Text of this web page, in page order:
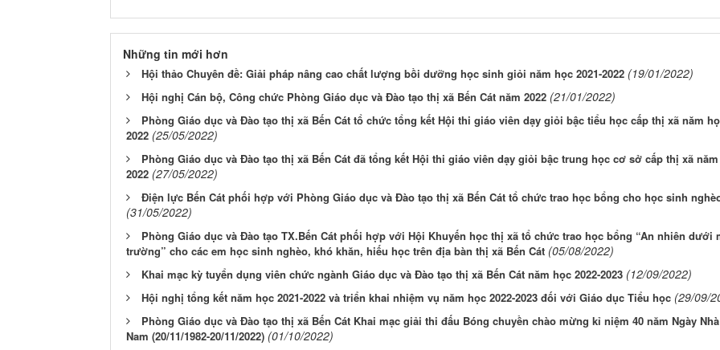
Những tin mới hơn
Hội thảo Chuyên đề: Giải pháp nâng cao chất lượng bồi dưỡng học sinh giỏi năm học 2021-2022 (19/01/2022)
Hội nghị Cán bộ, Công chức Phòng Giáo dục và Đào tạo thị xã Bến Cát năm 2022 (21/01/2022)
Phòng Giáo dục và Đào tạo thị xã Bến Cát tổ chức tổng kết Hội thi giáo viên dạy giỏi bậc tiểu học cấp thị xã năm
2022 (25/05/2022)
Phòng Giáo dục và Đào tạo thị xã Bến Cát đã tổng kết Hội thi giáo viên dạy giỏi bậc trung học cơ sở cấp thị xã năm
2022 (27/05/2022)
Điện lực Bến Cát phối hợp với Phòng Giáo dục và Đào tạo thị xã Bến Cát tổ chức trao học bổng cho học sinh
(31/05/2022)
Phòng Giáo dục và Đào tạo TX.Bến Cát phối hợp với Hội Khuyến học thị xã tổ chức trao học bổng “An nhiên dưới
trường” cho các em học sinh nghèo, khó khăn, hiếu học trên địa bàn thị xã Bến Cát (05/08/2022)
Khai mạc kỳ tuyển dụng viên chức ngành Giáo dục và Đào tạo thị xã Bến Cát năm học 2022-2023 (12/09/2022)
Hội nghị tổng kết năm học 2021-2022 và triển khai nhiệm vụ năm học 2022-2023 đối với Giáo dục Tiểu học (29/09/
Phòng Giáo dục và Đào tạo thị xã Bến Cát Khai mạc giải thi đấu Bóng chuyền chào mừng kỉ niệm 40 năm Ngày
Nam (20/11/1982-20/11/2022) (01/10/2022)